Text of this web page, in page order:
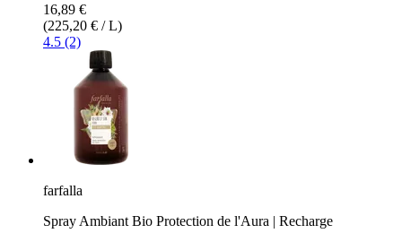
16,89 €
(225,20 € / L)
4.5 (2)
farfalla
Spray Ambiant Bio Protection de l'Aura | Recharge